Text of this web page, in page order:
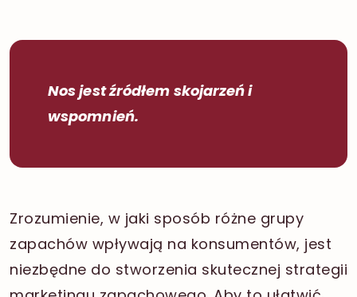
Nos jest źródłem skojarzeń i
wspomnień.
Zrozumienie, w jaki sposób różne grupy
zapachów wpływają na konsumentów, jest
niezbędne do stworzenia skutecznej strategii